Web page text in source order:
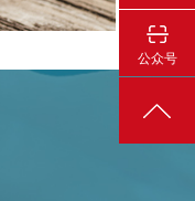
公众号